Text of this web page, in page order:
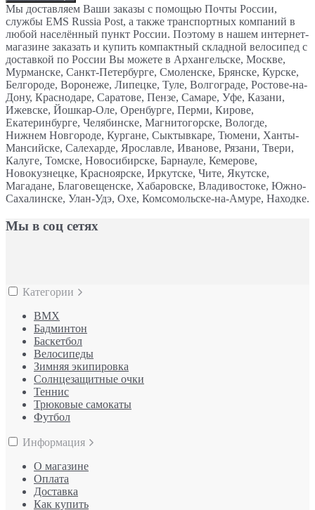
Мы доставляем Ваши заказы с помощью Почты России,
службы EMS Russia Post, а также транспортных компаний в
любой населённый пункт России. Поэтому в нашем интернет-
магазине заказать и купить компактный складной велосипед с
доставкой по России Вы можете в Архангельске, Москве,
Мурманске, Санкт-Петербурге, Смоленске, Брянске, Курске,
Белгороде, Воронеже, Липецке, Туле, Волгограде, Ростове-на-
Дону, Краснодаре, Саратове, Пензе, Самаре, Уфе, Казани,
Ижевске, Йошкар-Оле, Оренбурге, Перми, Кирове,
Екатеринбурге, Челябинске, Магнитогорске, Вологде,
Нижнем Новгороде, Кургане, Сыктывкаре, Тюмени, Ханты-
Мансийске, Салехарде, Ярославле, Иванове, Рязани, Твери,
Калуге, Томске, Новосибирске, Барнауле, Кемерове,
Новокузнецке, Красноярске, Иркутске, Чите, Якутске,
Магадане, Благовещенске, Хабаровске, Владивостоке, Южно-
Сахалинске, Улан-Удэ, Охе, Комсомольске-на-Амуре, Находке.
Мы в соц сетях
Категории
BMX
Бадминтон
Баскетбол
Велосипеды
Зимняя экипировка
Солнцезащитные очки
Теннис
Трюковые самокаты
Футбол
Информация
О магазине
Оплата
Доставка
Как купить